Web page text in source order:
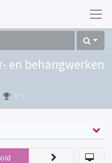
en behangwerken
0 %